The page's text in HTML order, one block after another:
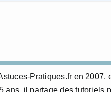
Pratiques.fr en 2007,
ans, il partage des tutoriels